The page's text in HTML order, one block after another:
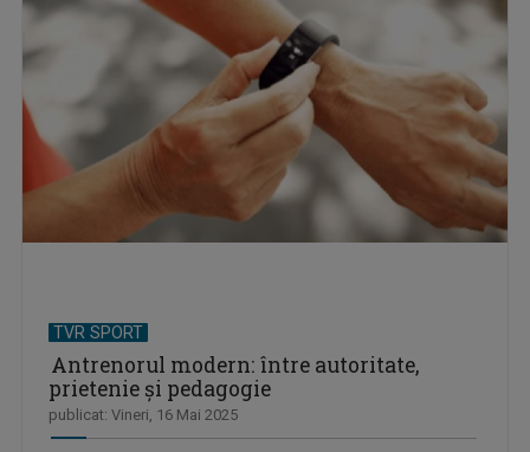
TVR SPORT
Antrenorul modern: între autoritate,
prietenie și pedagogie
publicat: Vineri, 16 Mai 2025